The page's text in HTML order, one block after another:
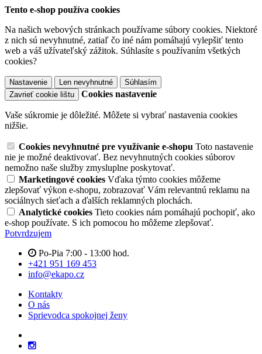
Tento e-shop používa cookies
Na našich webových stránkach používame súbory cookies. Niektoré
z nich sú nevyhnutné, zatiaľ čo iné nám pomáhajú vylepšiť tento
web a váš užívateľský zážitok. Súhlasíte s používaním všetkých
cookies?
Nastavenie Len nevyhnutné
Súhlasím
Zavrieť cookie lištu
Cookies nastavenie
Vaše súkromie je dôležité. Môžete si vybrať nastavenia cookies
nižšie.
Cookies nevyhnutné pre využívanie e-shopu Toto nastavenie
nie je možné deaktivovať. Bez nevyhnutných cookies súborov
nemožno naše služby zmysluplne poskytovať.
Marketingové cookies Vďaka týmto cookies môžeme
zlepšovať výkon e-shopu, zobrazovať Vám relevantnú reklamu na
sociálnych sieťach a ďalších reklamných plochách.
Analytické cookies Tieto cookies nám pomáhajú pochopiť, ako
e-shop používate. S ich pomocou ho môžeme zlepšovať.
Potvrdzujem
Po-Pia 7:00 - 13:00 hod.
+421 951 169 453
info@ekapo.cz
Kontakty
O nás
Sprievodca spokojnej ženy